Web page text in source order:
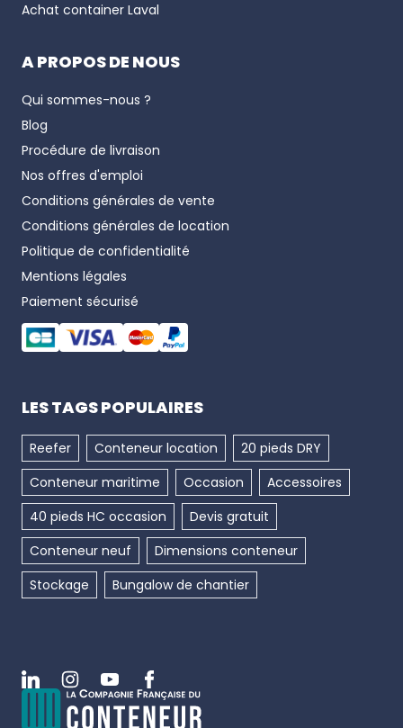
Achat container Laval
A PROPOS DE NOUS
Qui sommes-nous ?
Blog
Procédure de livraison
Nos offres d'emploi
Conditions générales de vente
Conditions générales de location
Politique de confidentialité
Mentions légales
Paiement sécurisé
LES TAGS POPULAIRES
Reefer Conteneur location
20 pieds DRY
Conteneur maritime
Occasion
Accessoires
40 pieds HC occasion
Devis gratuit
Conteneur neuf
Dimensions conteneur
Stockage
Bungalow de chantier
LinkedinInstagramYoutubeFacebook